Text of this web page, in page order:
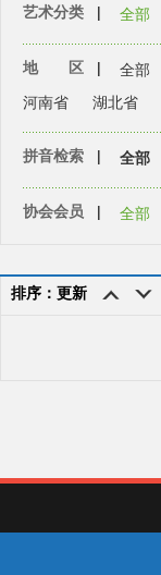
艺术分类 | 全部
地 区 | 全部
河南省
湖北省
拼音检索 | 全部
协会会员 | 全部
排序：更新